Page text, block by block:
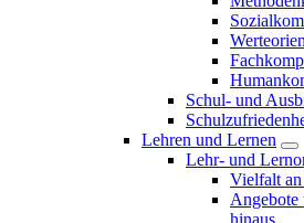
Schul- und
Lehren und Lernen
Lehr- und
Vielfalt an
Angebote
hinaus